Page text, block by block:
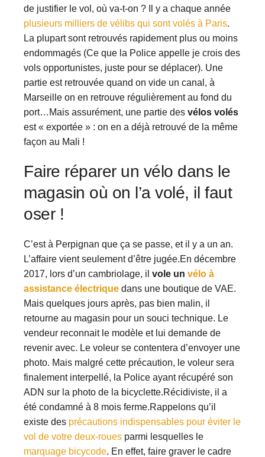
de justifier le vol, où va-t-on ? Il y a chaque année
plusieurs milliers de vélibs qui sont volés à Paris.
La plupart sont retrouvés rapidement plus ou moins
endommagés (Ce que la Police appelle je crois des
vols opportunistes, juste pour se déplacer). Une
partie est retrouvée quand on vide un canal, à
Marseille on en retrouve régulièrement au fond du
port…Mais assurément, une partie des vélos volés
est « exportée » : on en a déjà retrouvé de la même
façon au Mali !
Faire réparer un vélo dans le
magasin où on l’a volé, il faut
oser !
C’est à Perpignan que ça se passe, et il y a un an.
L’affaire vient seulement d’être jugée.En décembre
2017, lors d’un cambriolage, il vole un vélo à
assistance électrique dans une boutique de VAE.
Mais quelques jours après, pas bien malin, il
retourne au magasin pour un souci technique. Le
vendeur reconnait le modèle et lui demande de
revenir avec. Le voleur se contentera d’envoyer une
photo. Mais malgré cette précaution, le voleur sera
finalement interpellé, la Police ayant récupéré son
ADN sur la photo de la bicyclette.Récidiviste, il a
été condamné à 8 mois ferme.Rappelons qu’il
existe des précautions indispensables pour éviter le
vol de votre deux-roues parmi lesquelles le
marquage bicycode. En effet, faire graver le cadre